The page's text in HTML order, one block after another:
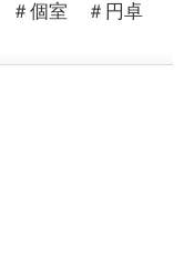
個室 ＃円卓